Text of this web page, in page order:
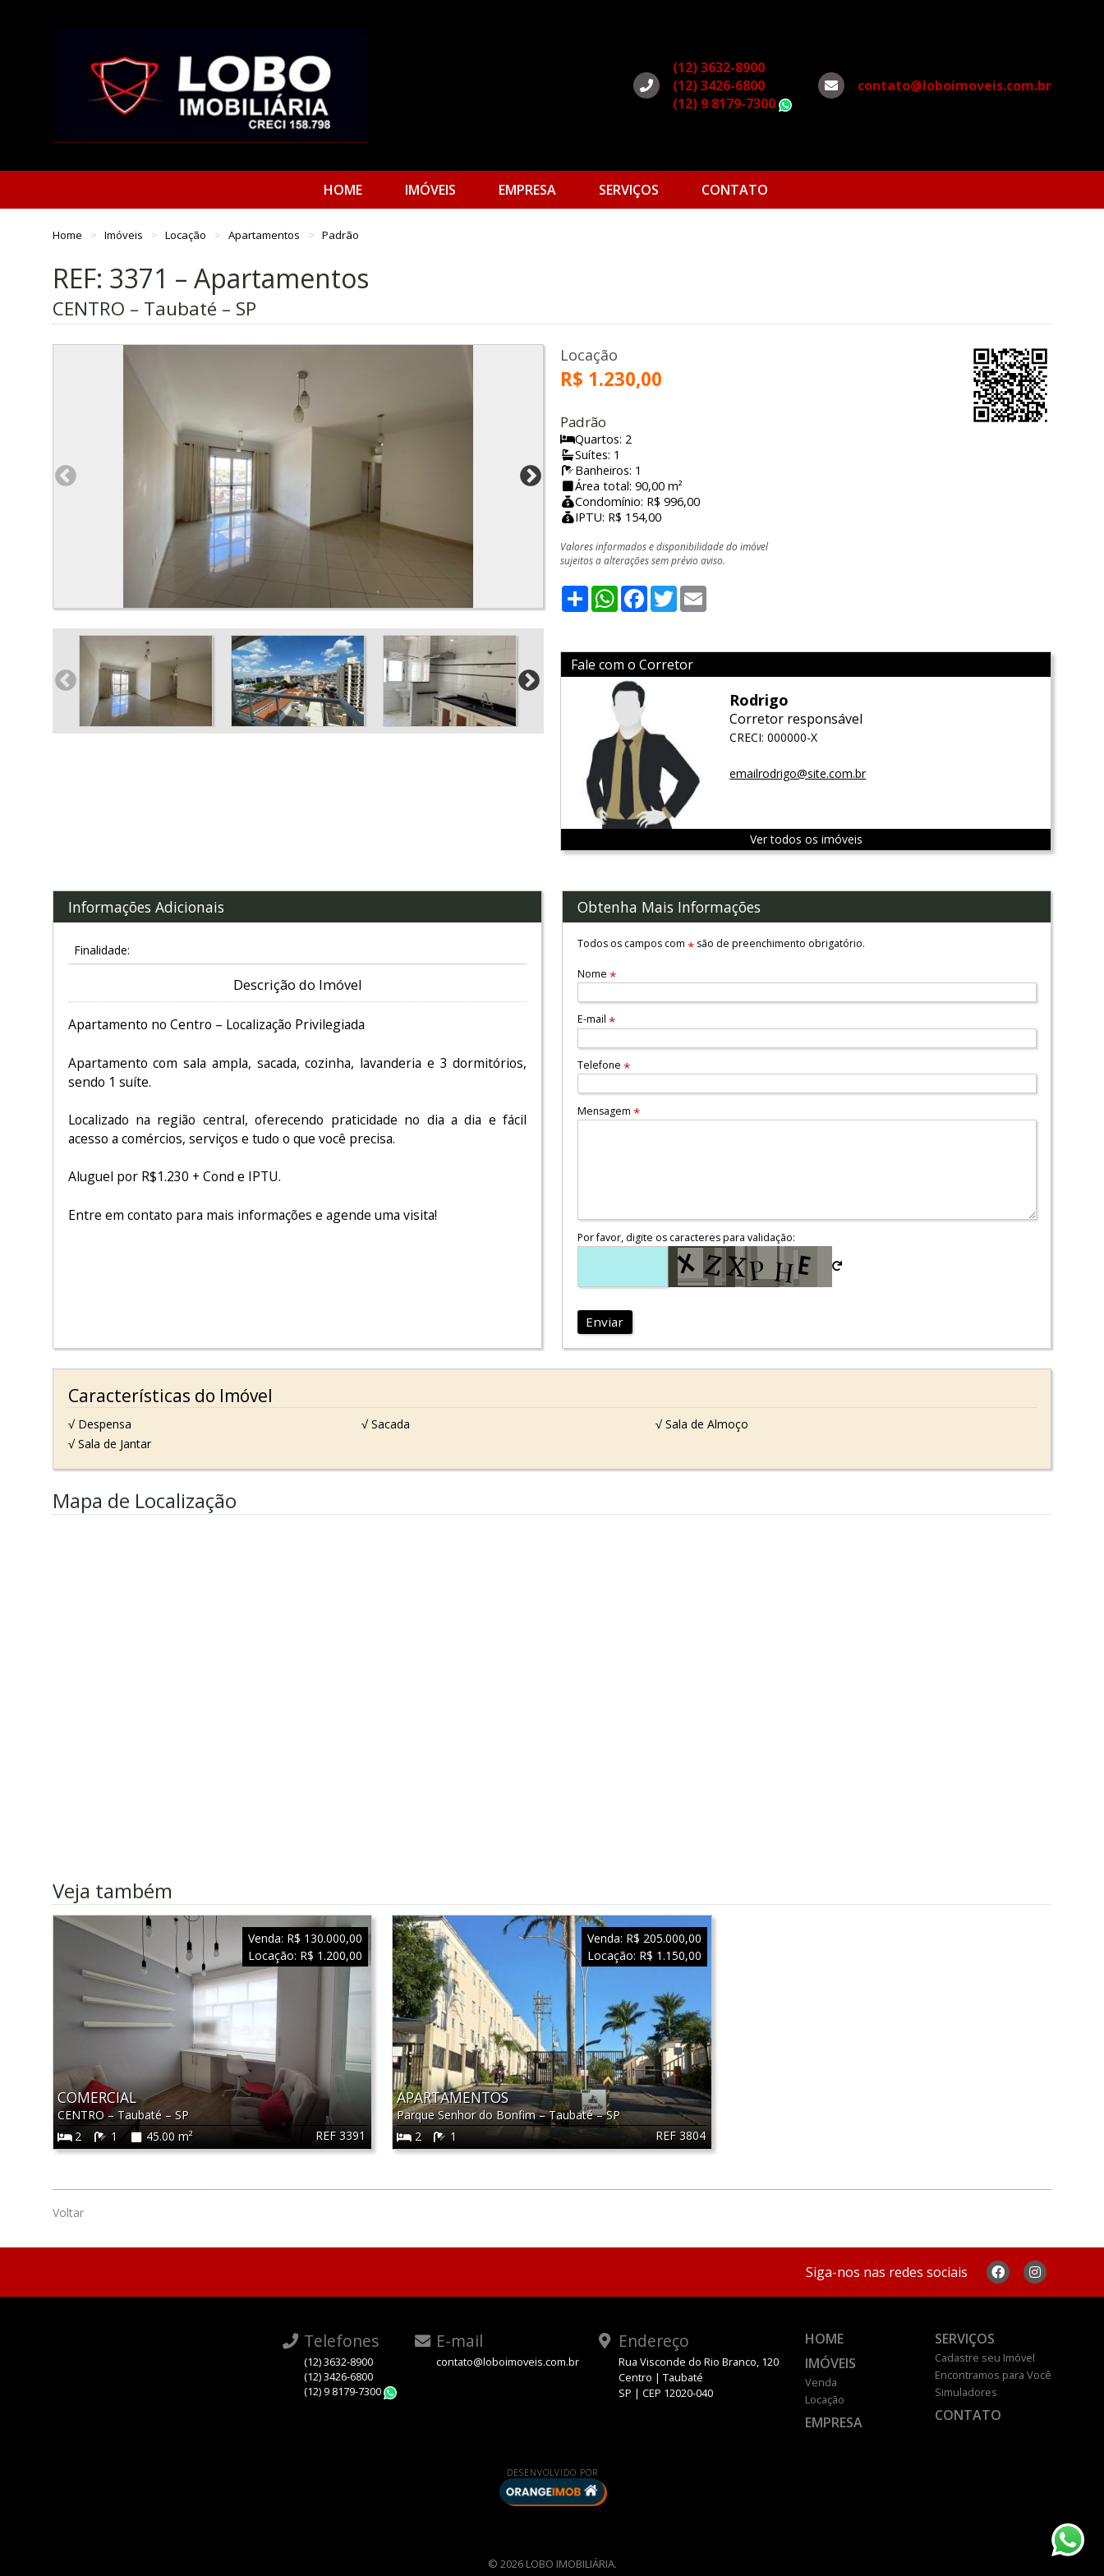
(12) 3632-8900
(12) 3426-6800
(12) 9 8179-7300
contato@loboimoveis.com.br
HOME IMÓVEIS EMPRESA SERVIÇOS CONTATO
Home Imóveis Locação Apartamentos Padrão
REF: 3371 – Apartamentos
CENTRO – Taubaté – SP
Locação
R$ 1.230,00
Padrão
Quartos: 2
Suítes: 1
Banheiros: 1
Área total: 90,00 m²
Condomínio: R$ 996,00
IPTU: R$ 154,00
Valores informados e disponibilidade do imóvel
sujeitos a alterações sem prévio aviso.
ShareWhatsApp
Facebook
Twitter
Fale com o Corretor
Rodrigo
Corretor responsável
CRECI: 000000-X
emailrodrigo@site.com.br
Ver todos os imóveis
Informações Adicionais
Finalidade:
Descrição do Imóvel
Apartamento no Centro – Localização Privilegiada
Apartamento com sala ampla, sacada, cozinha, lavanderia e 3 dormitórios,
sendo 1 suíte.
Localizado na região central, oferecendo praticidade no dia a dia e fácil
acesso a comércios, serviços e tudo o que você precisa.
Aluguel por R$1.230 + Cond e IPTU.
Entre em contato para mais informações e agende uma visita!
Obtenha Mais Informações
Todos os campos com *são de preenchimento obrigatório.
Nome *
E-mail *
Telefone *
Mensagem *
Por favor, digite os caracteres para validação:
Enviar
Características do Imóvel
√ Despensa √ Sacada
√ Sala de Almoço
√ Sala de Jantar
Mapa de Localização
Veja também
REF 3391
COMERCIAL
CENTRO–Taubaté – SP
2
1 45.00 m²
Venda: R$ 130.000,00
Locação: R$ 1.200,00
REF 3804
APARTAMENTOS
Parque Senhor do Bonfim–Taubaté–SP
2
1
Venda: R$ 205.000,00
Locação: R$ 1.150,00
Voltar
Siga-nos nas redes sociais
Telefones
(12) 3632-8900
(12) 3426-6800
(12) 9 8179-7300
E-mail
contato@loboimoveis.com.br
Endereço
Rua Visconde do Rio Branco, 120
Centro | Taubaté
SP | CEP 12020-040
HOME
IMÓVEIS
Venda
Locação
EMPRESA
SERVIÇOS
Cadastre seu Imóvel
Encontramos para Você
Simuladores
CONTATO
DESENVOLVIDO POR
© 2026 LOBO IMOBILIÁRIA.